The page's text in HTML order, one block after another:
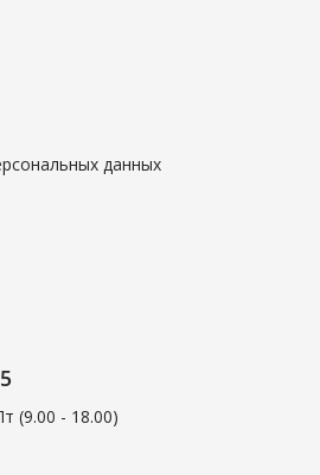
данных
(9.00 - 18.00)